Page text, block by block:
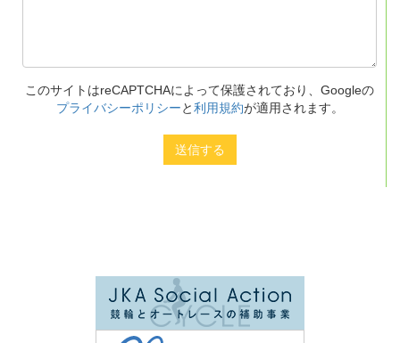
このサイトはreCAPTCHAによって保護されており、Googleの
プライバシーポリシーと利用規約が適用されます。